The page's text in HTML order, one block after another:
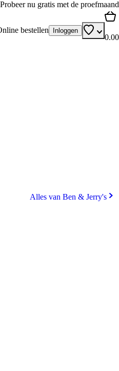
Probeer nu gratis met de proefmaand
bestellen Inloggen
0.00
Alles van Ben & Jerry's